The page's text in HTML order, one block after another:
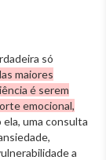
só
maiores
é serem
emocional,
ela, uma consulta
a